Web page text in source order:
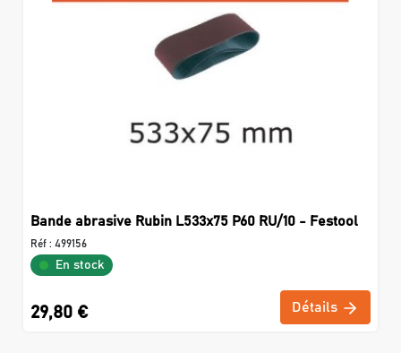
Bande abrasive Rubin L533x75 P60 RU/10 - Festool
Réf : 499156
En stock
29,80 € Détails